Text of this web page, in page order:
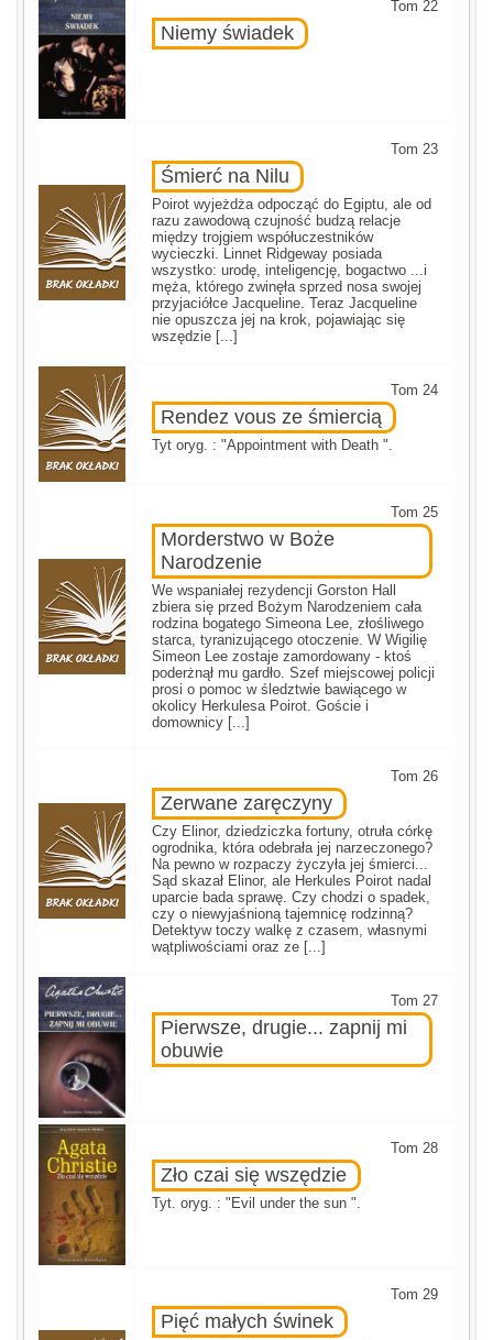
Tom 22
Niemy świadek
Tom 23
Śmierć na Nilu
Poirot wyjeżdża odpocząć do Egiptu, ale od
razu zawodową czujność budzą relacje
między trojgiem współuczestników
wycieczki. Linnet Ridgeway posiada
wszystko: urodę, inteligencję, bogactwo ...i
męża, którego zwinęła sprzed nosa swojej
przyjaciółce Jacqueline. Teraz Jacqueline
nie opuszcza jej na krok, pojawiając się
wszędzie [...]
Tom 24
Rendez vous ze śmiercią
Tyt oryg. : "Appointment with Death ".
Tom 25
Morderstwo w Boże
Narodzenie
We wspaniałej rezydencji Gorston Hall
zbiera się przed Bożym Narodzeniem cała
rodzina bogatego Simeona Lee, złośliwego
starca, tyranizującego otoczenie. W Wigilię
Simeon Lee zostaje zamordowany - ktoś
poderżnął mu gardło. Szef miejscowej policji
prosi o pomoc w śledztwie bawiącego w
okolicy Herkulesa Poirot. Goście i
domownicy [...]
Tom 26
Zerwane zaręczyny
Czy Elinor, dziedziczka fortuny, otruła córkę
ogrodnika, która odebrała jej narzeczonego?
Na pewno w rozpaczy życzyła jej śmierci...
Sąd skazał Elinor, ale Herkules Poirot nadal
uparcie bada sprawę. Czy chodzi o spadek,
czy o niewyjaśnioną tajemnicę rodzinną?
Detektyw toczy walkę z czasem, własnymi
wątpliwościami oraz ze [...]
Tom 27
Pierwsze, drugie... zapnij mi
obuwie
Tom 28
Zło czai się wszędzie
Tyt. oryg. : "Evil under the sun ".
Tom 29
Pięć małych świnek